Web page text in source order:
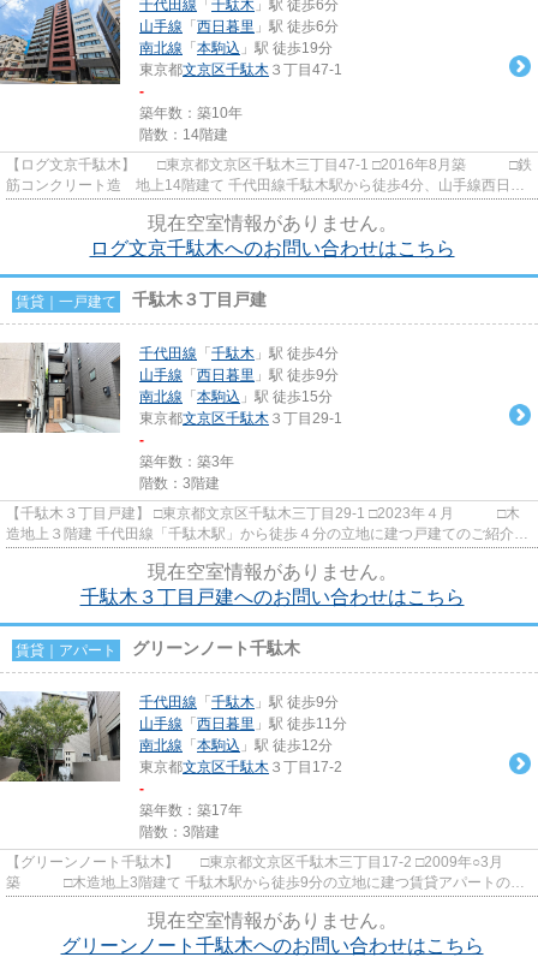
千代田線 「 千駄木 」駅 徒歩6分
山手線 「 西日暮里 」駅 徒歩6分
南北線 「 本駒込 」駅 徒歩19分
東京都文京区千駄木 ３丁目47-1
-
築年数：築10年
階数：14階建
【ログ文京千駄木】 □東京都文京区千駄木三丁目47-1 □2016年8月築 □鉄
筋コンクリート造 地上14階建て 千代田線千駄木駅から徒歩4分、山手線西日暮
現在空室情報がありません。
ログ文京千駄木へのお問い合わせはこちら
賃貸｜一戸建て 千駄木３丁目戸建
千代田線 「 千駄木 」駅 徒歩4分
山手線 「 西日暮里 」駅 徒歩9分
南北線 「 本駒込 」駅 徒歩15分
東京都文京区千駄木 ３丁目29-1
-
築年数：築3年
階数：3階建
【千駄木３丁目戸建】 □東京都文京区千駄木三丁目29-1 □2023年４月 □木
造地上３階建 千代田線「千駄木駅」から徒歩４分の立地に建つ戸建てのご紹介で
現在空室情報がありません。
千駄木３丁目戸建へのお問い合わせはこちら
賃貸｜アパート グリーンノート千駄木
千代田線 「 千駄木 」駅 徒歩9分
山手線 「 西日暮里 」駅 徒歩11分
南北線 「 本駒込 」駅 徒歩12分
東京都文京区千駄木 ３丁目17-2
-
築年数：築17年
階数：3階建
【グリーンノート千駄木】 □東京都文京区千駄木三丁目17-2 □2009年○3月
築 □木造地上3階建て 千駄木駅から徒歩9分の立地に建つ賃貸アパートのご
現在空室情報がありません。
グリーンノート千駄木へのお問い合わせはこちら